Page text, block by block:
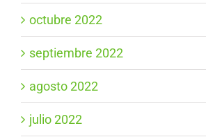
octubre 2022
septiembre 2022
agosto 2022
julio 2022